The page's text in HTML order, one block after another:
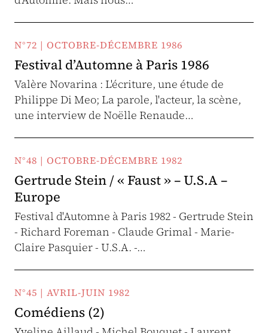
N°72 | OCTOBRE-DÉCEMBRE 1986
Festival d’Automne à Paris 1986
Valère Novarina : L'écriture, une étude de
Philippe Di Meo; La parole, l'acteur, la scène,
une interview de Noëlle Renaude…
N°48 | OCTOBRE-DÉCEMBRE 1982
Gertrude Stein / « Faust » – U.S.A –
Europe
Festival d'Automne à Paris 1982 - Gertrude Stein
- Richard Foreman - Claude Grimal - Marie-
Claire Pasquier - U.S.A. -…
N°45 | AVRIL-JUIN 1982
Comédiens (2)